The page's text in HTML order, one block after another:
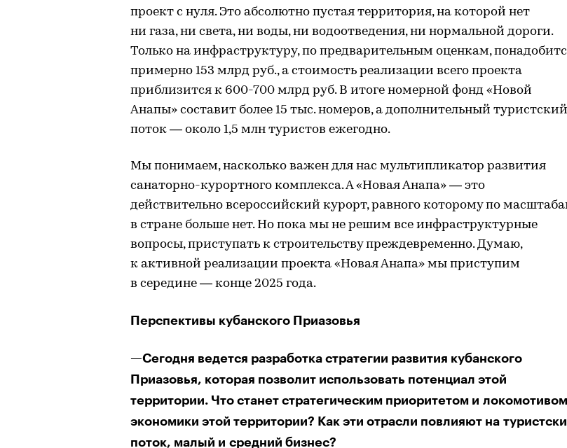
проект с нуля. Это абсолютно пустая территория, на которой нет
ни газа, ни света, ни воды, ни водоотведения, ни нормальной дороги.
Только на инфраструктуру, по предварительным оценкам,
примерно 153 млрд руб., а стоимость реализации всего проекта
приблизится к 600-700 млрд руб. В итоге номерной фонд «Новой
Анапы» составит более 15 тыс. номеров, а дополнительный туристский
поток — около 1,5 млн туристов ежегодно.
Мы понимаем, насколько важен для нас мультипликатор развития
санаторно-курортного комплекса. А «Новая Анапа» — это
действительно всероссийский курорт, равного которому по
в стране больше нет. Но пока мы не решим все инфраструктурные
вопросы, приступать к строительству преждевременно. Думаю,
к активной реализации проекта «Новая Анапа» мы приступим
в середине — конце 2025 года.
Перспективы кубанского Приазовья
—Сегодня ведется разработка стратегии развития кубанского
Приазовья, которая позволит использовать потенциал этой
территории. Что станет стратегическим приоритетом и локомотивом
экономики этой территории? Как эти отрасли повлияют на
поток, малый и средний бизнес?